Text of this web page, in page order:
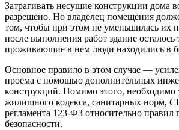
Затрагивать несущие конструкции дома
разрешено. Но владелец помещения
том, чтобы при этом не уменьшилась их
после выполнения работ здание
проживающие в нем люди находились в
Основное правило в этом случае —
проема с помощью дополнительных
конструкций. Помимо этого, необходимо
жилищного кодекса, санитарных норм,
регламента 123-ФЗ относительно правил
безопасности.